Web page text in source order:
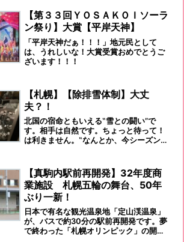
【第３３回ＹＯＳＡＫＯＩソーラ
ン祭り】大賞【平岸天神】
「平岸天神だぁ！！！」地元民として
は、うれしいな！大賞受賞おめでとうご
ざいます！！！
【札幌】【除排雪体制】大丈
夫？！
北国の宿命ともいえる‟雪との闘い”で
す。相手は自然です。ちょっと待って！
は利きません。‟なんとか、今シーズン
【真駒内駅前再開発】32年度商
業施設 札幌五輪の舞台、50年
ぶり一新！
日本で有名な観光温泉地「定山渓温泉」
が、バスで約30分の駅前再開発です。夢
で終わった「札幌オリンピック」の開催